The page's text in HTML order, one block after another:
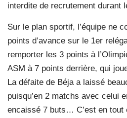
interdite de recrutement durant
Sur le plan sportif, l’équipe ne
points d’avance sur le 1er
remporter les 3 points à
ASM à 7 points derrière, qui
La défaite de Béja a laissé
puisqu’en 2 matchs avec celui
encaissé 7 buts… C’est en tout